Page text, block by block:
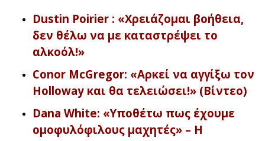
Dustin Poirier : «Χρειάζομαι βοήθεια,
δεν θέλω να με καταστρέψει το
αλκοόλ!»
Conor McGregor: «Αρκεί να αγγίξω τον
Holloway και θα τελειώσει!» (Βίντεο)
Dana White: «Υποθέτω πως έχουμε
ομοφυλόφιλους μαχητές» – Η